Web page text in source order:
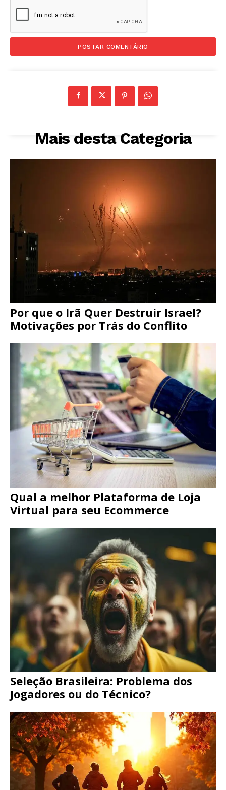
Mais desta Categoria
Por que o Irã Quer Destruir Israel?
Motivações por Trás do Conflito
Qual a melhor Plataforma de Loja
Virtual para seu Ecommerce
Seleção Brasileira: Problema dos
Jogadores ou do Técnico?